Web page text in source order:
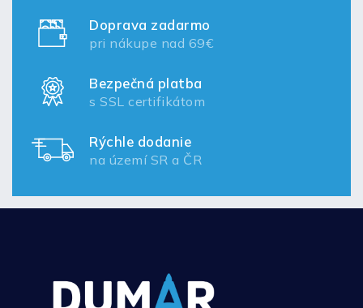
Doprava zadarmo
pri nákupe nad 69€
Bezpečná platba
s SSL certifikátom
Rýchle dodanie
na území SR a ČR